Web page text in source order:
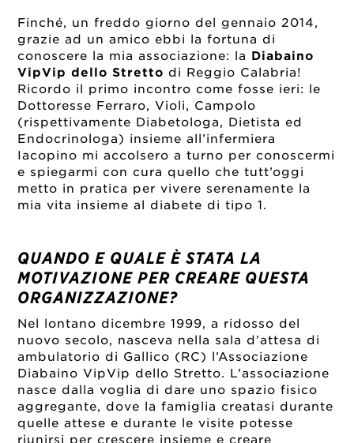
Finché, un freddo giorno del gennaio 2014,
grazie ad un amico ebbi la fortuna di
conoscere la mia associazione: la Diabaino
VipVip dello Stretto di Reggio Calabria!
Ricordo il primo incontro come fosse ieri: le
Dottoresse Ferraro, Violi, Campolo
(rispettivamente Diabetologa, Dietista ed
Endocrinologa) insieme all’infermiera
Iacopino mi accolsero a turno per conoscermi
e spiegarmi con cura quello che tutt’oggi
metto in pratica per vivere serenamente la
mia vita insieme al diabete di tipo 1.
QUANDO E QUALE È STATA LA
MOTIVAZIONE PER CREARE QUESTA
ORGANIZZAZIONE?
Nel lontano dicembre 1999, a ridosso del
nuovo secolo, nasceva nella sala d’attesa di
ambulatorio di Gallico (RC) l’Associazione
Diabaino VipVip dello Stretto. L’associazione
nasce dalla voglia di dare uno spazio fisico
aggregante, dove la famiglia creatasi durante
quelle attese e durante le visite potesse
riunirsi per crescere insieme e creare